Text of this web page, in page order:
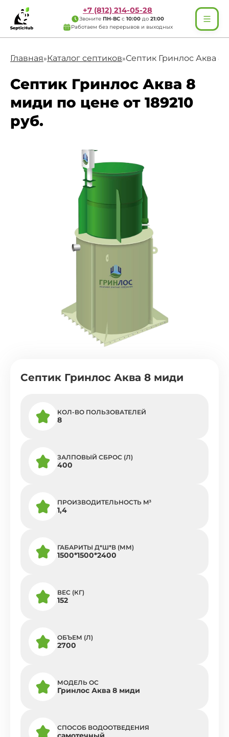
+7 (812) 214-05-28
Звоните ПН-ВС с 10:00 до 21:00
Работаем без перерывов и выходных
Главная»Каталог септиков»Септик Гринлос Аква 8
Септик Гринлос Аква 8
миди по цене от 189210
руб.
Септик Гринлос Аква 8 миди
КОЛ-ВО ПОЛЬЗОВАТЕЛЕЙ
8
ЗАЛПОВЫЙ СБРОС (Л)
400
ПРОИЗВОДИТЕЛЬНОСТЬ M³
1,4
ГАБАРИТЫ Д*Ш*В (ММ)
1500*1500*2400
ВЕС (КГ)
152
ОБЪЕМ (Л)
2700
МОДЕЛЬ ОС
Гринлос Аква 8 миди
СПОСОБ ВОДООТВЕДЕНИЯ